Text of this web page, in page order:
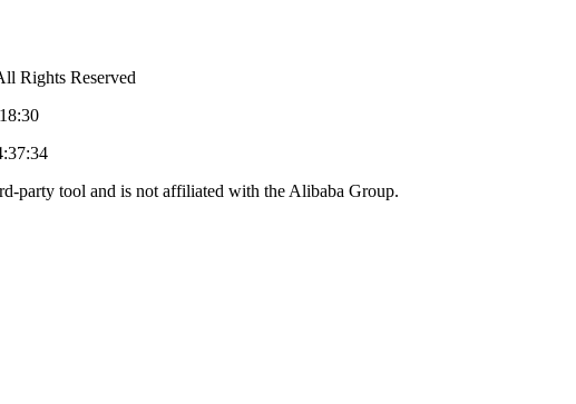
Rights Reserved
party tool and is not affiliated with the Alibaba Group.